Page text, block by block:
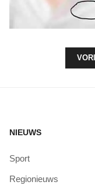
NIEUWS
Sport
Regionieuws